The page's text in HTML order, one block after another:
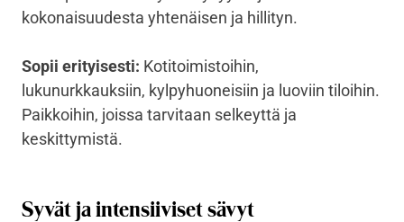
kokonaisuudesta yhtenäisen ja hillityn.
Sopii erityisesti: Kotitoimistoihin,
lukunurkkauksiin, kylpyhuoneisiin ja luoviin tiloihin.
Paikkoihin, joissa tarvitaan selkeyttä ja
keskittymistä.
Syvät ja intensiiviset sävyt